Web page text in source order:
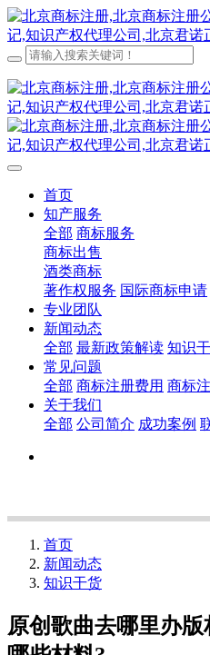
首页
知产服务
全部 商标服务
商标出售
酒类商标
著作权服务 国际商标申请
专业团队
新闻动态
全部 最新政策解读 知识
常见问题
全部 商标注册费用 商标
关于我们
全部 公司简介 成功案例
首页
新闻动态
知识干货
原创歌曲去哪里办